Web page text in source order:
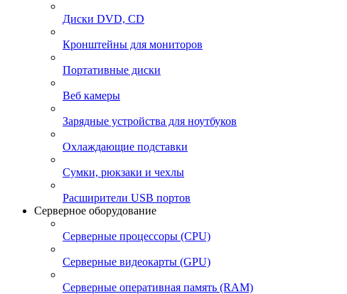
Диски DVD, CD
Кронштейны для мониторов
Портативные диски
Веб камеры
Зарядные устройства для ноутбуков
Охлаждающие подставки
Сумки, рюкзаки и чехлы
Расширители USB портов
Серверное оборудование
Серверные процессоры (CPU)
Серверные видеокарты (GPU)
Серверные оперативная память (RAM)